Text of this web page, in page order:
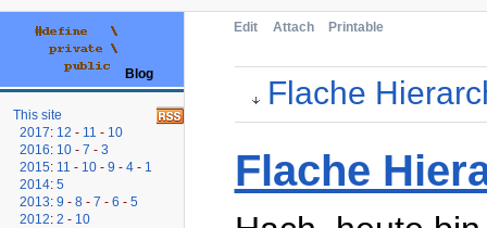
Edit Attach Printable
Flache
Flache
Blog
This site
2017: 12 - 11 - 10
2016: 10 -7 -3
2015: 11 - 10 -9 -4 - 1
2014:5
2013:9 -8 -7 -6 -5
2012:2 - 10